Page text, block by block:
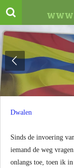
Ga
naar
hoofdinhoud
Dwalen
Sinds de invoering
iemand de weg
onlangs toe, toen ik